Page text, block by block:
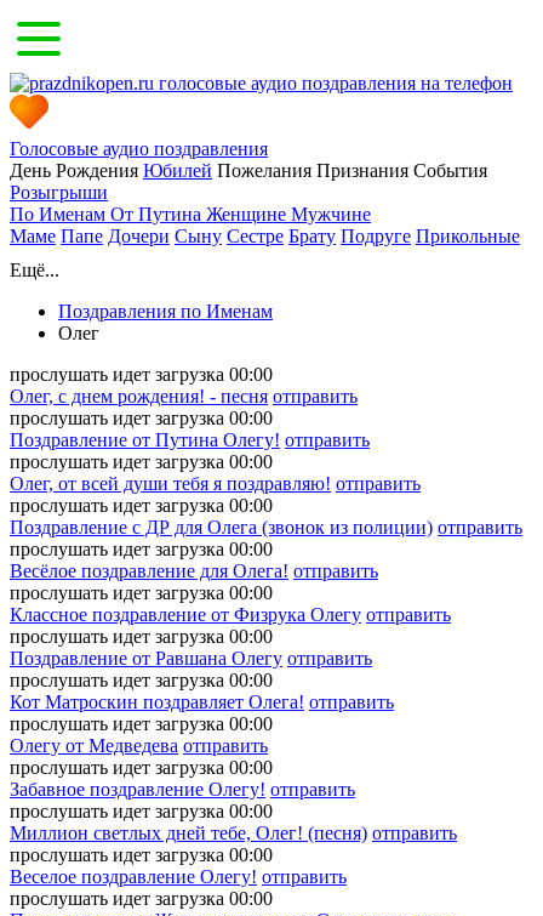
Голосовые аудио поздравления
День Рождения Юбилей Пожелания Признания События
Розыгрыши
По Именам От Путина Женщине Мужчине
Маме Папе Дочери Сыну Сестре Брату Подруге Прикольные
Ещё...
Поздравления по Именам
Олег
прослушать идет загрузка 00:00
Олег, с днем рождения! - песня отправить
прослушать идет загрузка 00:00
Поздравление от Путина Олегу! отправить
прослушать идет загрузка 00:00
Олег, от всей души тебя я поздравляю! отправить
прослушать идет загрузка 00:00
Поздравление с ДР для Олега (звонок из полиции) отправить
прослушать идет загрузка 00:00
Весёлое поздравление для Олега! отправить
прослушать идет загрузка 00:00
Классное поздравление от Физрука Олегу отправить
прослушать идет загрузка 00:00
Поздравление от Равшана Олегу отправить
прослушать идет загрузка 00:00
Кот Матроскин поздравляет Олега! отправить
прослушать идет загрузка 00:00
Олегу от Медведева отправить
прослушать идет загрузка 00:00
Забавное поздравление Олегу! отправить
прослушать идет загрузка 00:00
Миллион светлых дней тебе, Олег! (песня) отправить
прослушать идет загрузка 00:00
Веселое поздравление Олегу! отправить
прослушать идет загрузка 00:00